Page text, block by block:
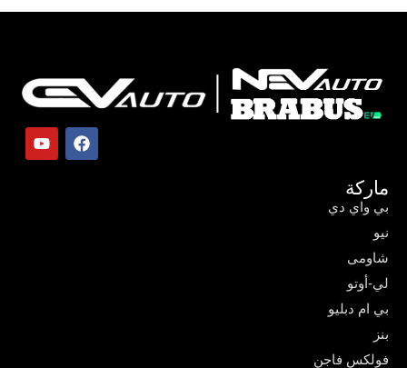
ماركة
بي واي دي
نيو
شاومى
لي-أوتو
بي ام دبليو
بنز
فولكس فاجن